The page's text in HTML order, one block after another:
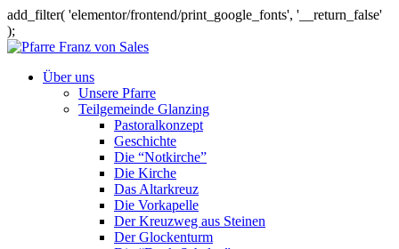
add_filter( 'elementor/frontend/print_google_fonts', '__return_false'
);
Über uns
Unsere Pfarre
Teilgemeinde Glanzing
Pastoralkonzept
Geschichte
Die “Notkirche”
Die Kirche
Das Altarkreuz
Die Vorkapelle
Der Kreuzweg aus Steinen
Der Glockenturm